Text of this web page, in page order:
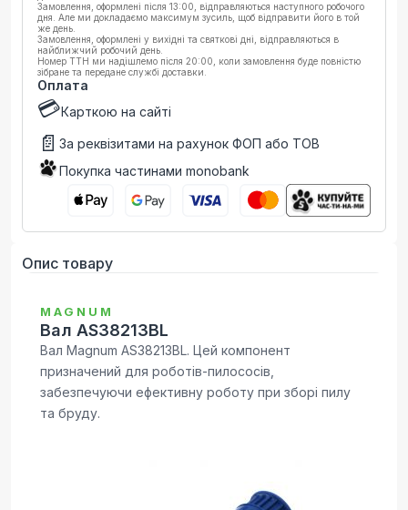
Замовлення, оформлені після 13:00, відправляються наступного робочого
дня. Але ми докладаємо максимум зусиль, щоб відправити його в той
же день.
Замовлення, оформлені у вихідні та святкові дні, відправляються в
найближчий робочий день.
Номер ТТН ми надішлемо після 20:00, коли замовлення буде повністю
зібране та передане службі доставки.
Оплата
💳Карткою на сайті
📄 За реквізитами на рахунок ФОП або ТОВ
Покупка частинами monobank
Опис товару
MAGNUM
Вал AS38213BL
Вал Magnum AS38213BL. Цей компонент
призначений для роботів-пилососів,
забезпечуючи ефективну роботу при зборі пилу
та бруду.